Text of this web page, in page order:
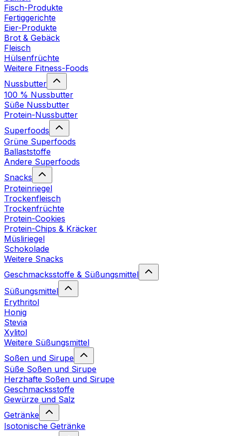
Fisch-Produkte
Fertiggerichte
Eier-Produkte
Brot & Gebäck
Fleisch
Hülsenfrüchte
Weitere Fitness-Foods
Nussbutter
100 % Nussbutter
Süße Nussbutter
Protein-Nussbutter
Superfoods
Grüne Superfoods
Ballaststoffe
Andere Superfoods
Snacks
Proteinriegel
Trockenfleisch
Trockenfrüchte
Protein-Cookies
Protein-Chips & Kräcker
Müsliriegel
Schokolade
Weitere Snacks
Geschmacksstoffe & Süßungsmittel
Süßungsmittel
Erythritol
Honig
Stevia
Xylitol
Weitere Süßungsmittel
Soßen und Sirupe
Süße Soßen und Sirupe
Herzhafte Soßen und Sirupe
Geschmacksstoffe
Gewürze und Salz
Getränke
Isotonische Getränke